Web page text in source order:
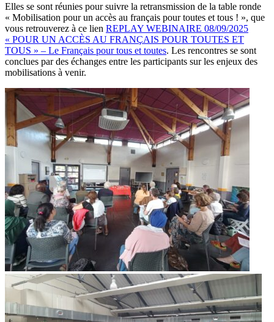
Elles se sont réunies pour suivre la retransmission de la table ronde
« Mobilisation pour un accès au français pour toutes et tous ! », que
vous retrouverez à ce lien REPLAY WEBINAIRE 08/09/2025
« POUR UN ACCÈS AU FRANÇAIS POUR TOUTES ET
TOUS » – Le Français pour tous et toutes. Les rencontres se sont
conclues par des échanges entre les participants sur les enjeux des
mobilisations à venir.